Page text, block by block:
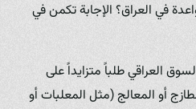
في العراق؟ الإجابة تكمن في
العراقي طلباً متزايداً على
أو المعالج (مثل المعلبات أو